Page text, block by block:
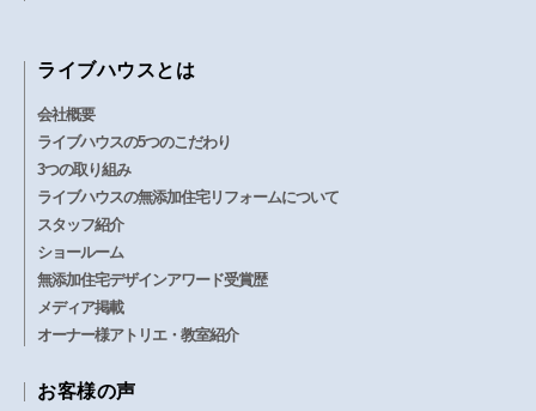
ライブハウスとは
会社概要
ライブハウスの5つのこだわり
3つの取り組み
ライブハウスの無添加住宅リフォームについて
スタッフ紹介
ショールーム
無添加住宅デザインアワード受賞歴
メディア掲載
オーナー様アトリエ・教室紹介
お客様の声